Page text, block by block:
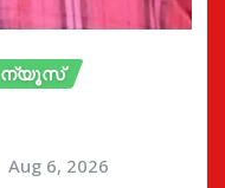
ന്യൂസ്
Aug 6, 2026